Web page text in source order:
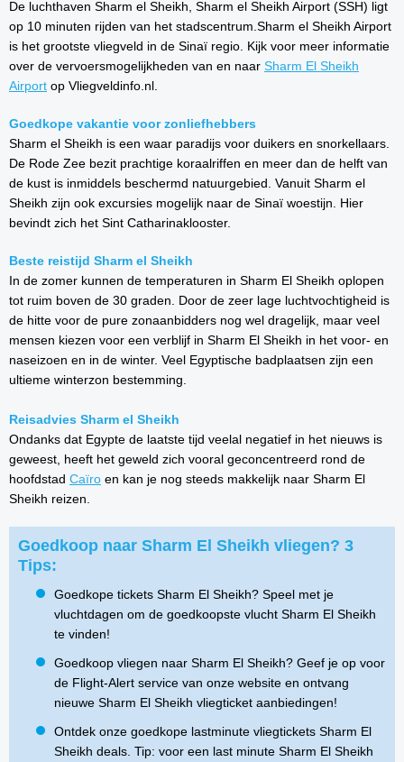
De luchthaven Sharm el Sheikh, Sharm el Sheikh Airport (SSH) ligt
op 10 minuten rijden van het stadscentrum.Sharm el Sheikh Airport
is het grootste vliegveld in de Sinaï regio. Kijk voor meer informatie
over de vervoersmogelijkheden van en naar Sharm El Sheikh
Airport op Vliegveldinfo.nl.
Goedkope vakantie voor zonliefhebbers
Sharm el Sheikh is een waar paradijs voor duikers en snorkellaars.
De Rode Zee bezit prachtige koraalriffen en meer dan de helft van
de kust is inmiddels beschermd natuurgebied. Vanuit Sharm el
Sheikh zijn ook excursies mogelijk naar de Sinaï woestijn. Hier
bevindt zich het Sint Catharinaklooster.
Beste reistijd Sharm el Sheikh
In de zomer kunnen de temperaturen in Sharm El Sheikh oplopen
tot ruim boven de 30 graden. Door de zeer lage luchtvochtigheid is
de hitte voor de pure zonaanbidders nog wel dragelijk, maar veel
mensen kiezen voor een verblijf in Sharm El Sheikh in het voor- en
naseizoen en in de winter. Veel Egyptische badplaatsen zijn een
ultieme winterzon bestemming.
Reisadvies Sharm el Sheikh
Ondanks dat Egypte de laatste tijd veelal negatief in het nieuws is
geweest, heeft het geweld zich vooral geconcentreerd rond de
hoofdstad Caïro en kan je nog steeds makkelijk naar Sharm El
Sheikh reizen.
Goedkoop naar Sharm El Sheikh vliegen? 3
Tips:
Goedkope tickets Sharm El Sheikh? Speel met je
vluchtdagen om de goedkoopste vlucht Sharm El Sheikh
te vinden!
Goedkoop vliegen naar Sharm El Sheikh? Geef je op voor
de Flight-Alert service van onze website en ontvang
nieuwe Sharm El Sheikh vliegticket aanbiedingen!
Ontdek onze goedkope lastminute vliegtickets Sharm El
Sheikh deals. Tip: voor een last minute Sharm El Sheikh